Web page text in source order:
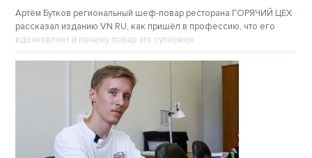
Артём Бутков региональный шеф-повар ресторана ГОРЯЧИЙ ЦЕХ
рассказал изданию VN.RU, как пришёл в профессию, что его
вдохновляет и почему повар это супермен.